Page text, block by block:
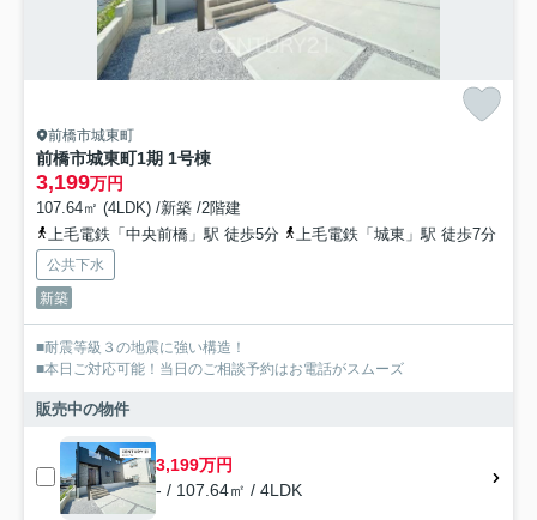
前橋市城東町
前橋市城東町1期 1号棟
3,199万円
107.64㎡ (4LDK) /新築 /2階建
上毛電鉄「中央前橋」駅 徒歩5分
上毛電鉄「城東」駅 徒歩7分
公共下水
新築
■耐震等級３の地震に強い構造！
■本日ご対応可能！当日のご相談予約はお電話がスムーズ
販売中の物件
3,199万円
- / 107.64㎡ / 4LDK